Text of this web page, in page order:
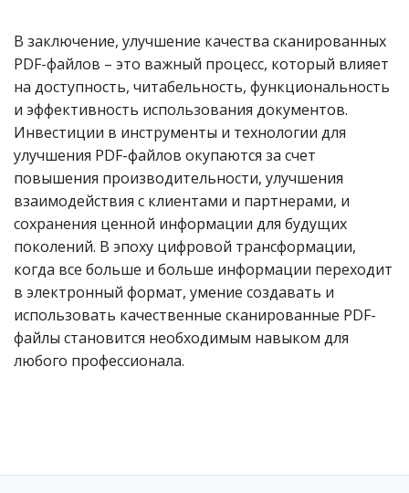
В заключение, улучшение качества сканированных
PDF-файлов – это важный процесс, который влияет
на доступность, читабельность, функциональность
и эффективность использования документов.
Инвестиции в инструменты и технологии для
улучшения PDF-файлов окупаются за счет
повышения производительности, улучшения
взаимодействия с клиентами и партнерами, и
сохранения ценной информации для будущих
поколений. В эпоху цифровой трансформации,
когда все больше и больше информации переходит
в электронный формат, умение создавать и
использовать качественные сканированные PDF-
файлы становится необходимым навыком для
любого профессионала.